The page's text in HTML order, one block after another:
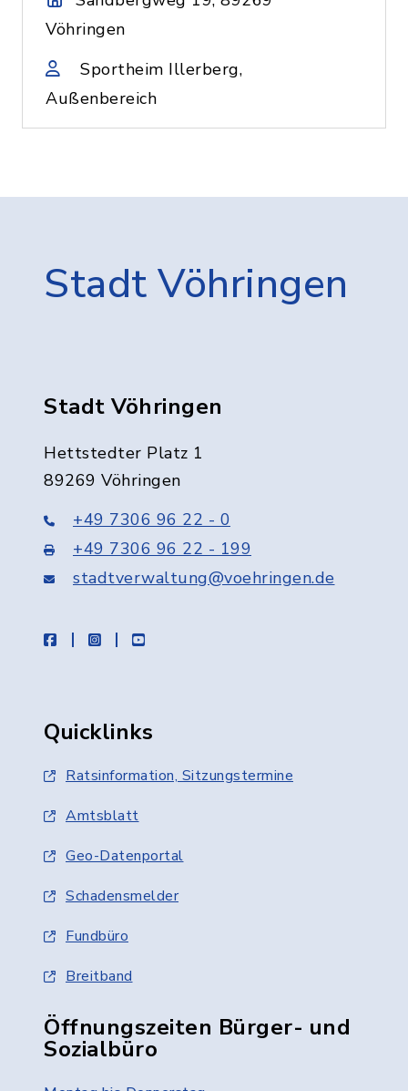
Vöhringen
Sportheim Illerberg,
Außenbereich
Stadt Vöhringen
Stadt Vöhringen
Hettstedter Platz 1
89269 Vöhringen
+49 7306 96 22 - 0
+49 7306 96 22 - 199
stadtverwaltung@voehringen.de
facebookinstagramyoutube
Quicklinks
Ratsinformation, Sitzungstermine
Amtsblatt
Geo-Datenportal
Schadensmelder
Fundbüro
Breitband
Öffnungszeiten Bürger- und
Sozialbüro